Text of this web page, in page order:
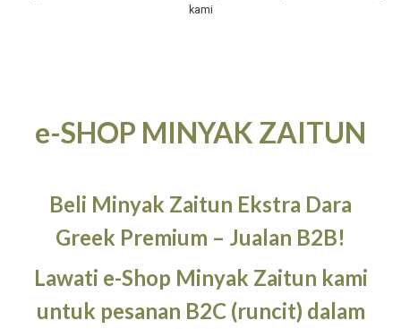
kami
e-SHOP MINYAK ZAITUN
Beli Minyak Zaitun Ekstra Dara
Greek Premium – Jualan B2B!
Lawati e-Shop Minyak Zaitun kami
untuk pesanan B2C (runcit) dalam